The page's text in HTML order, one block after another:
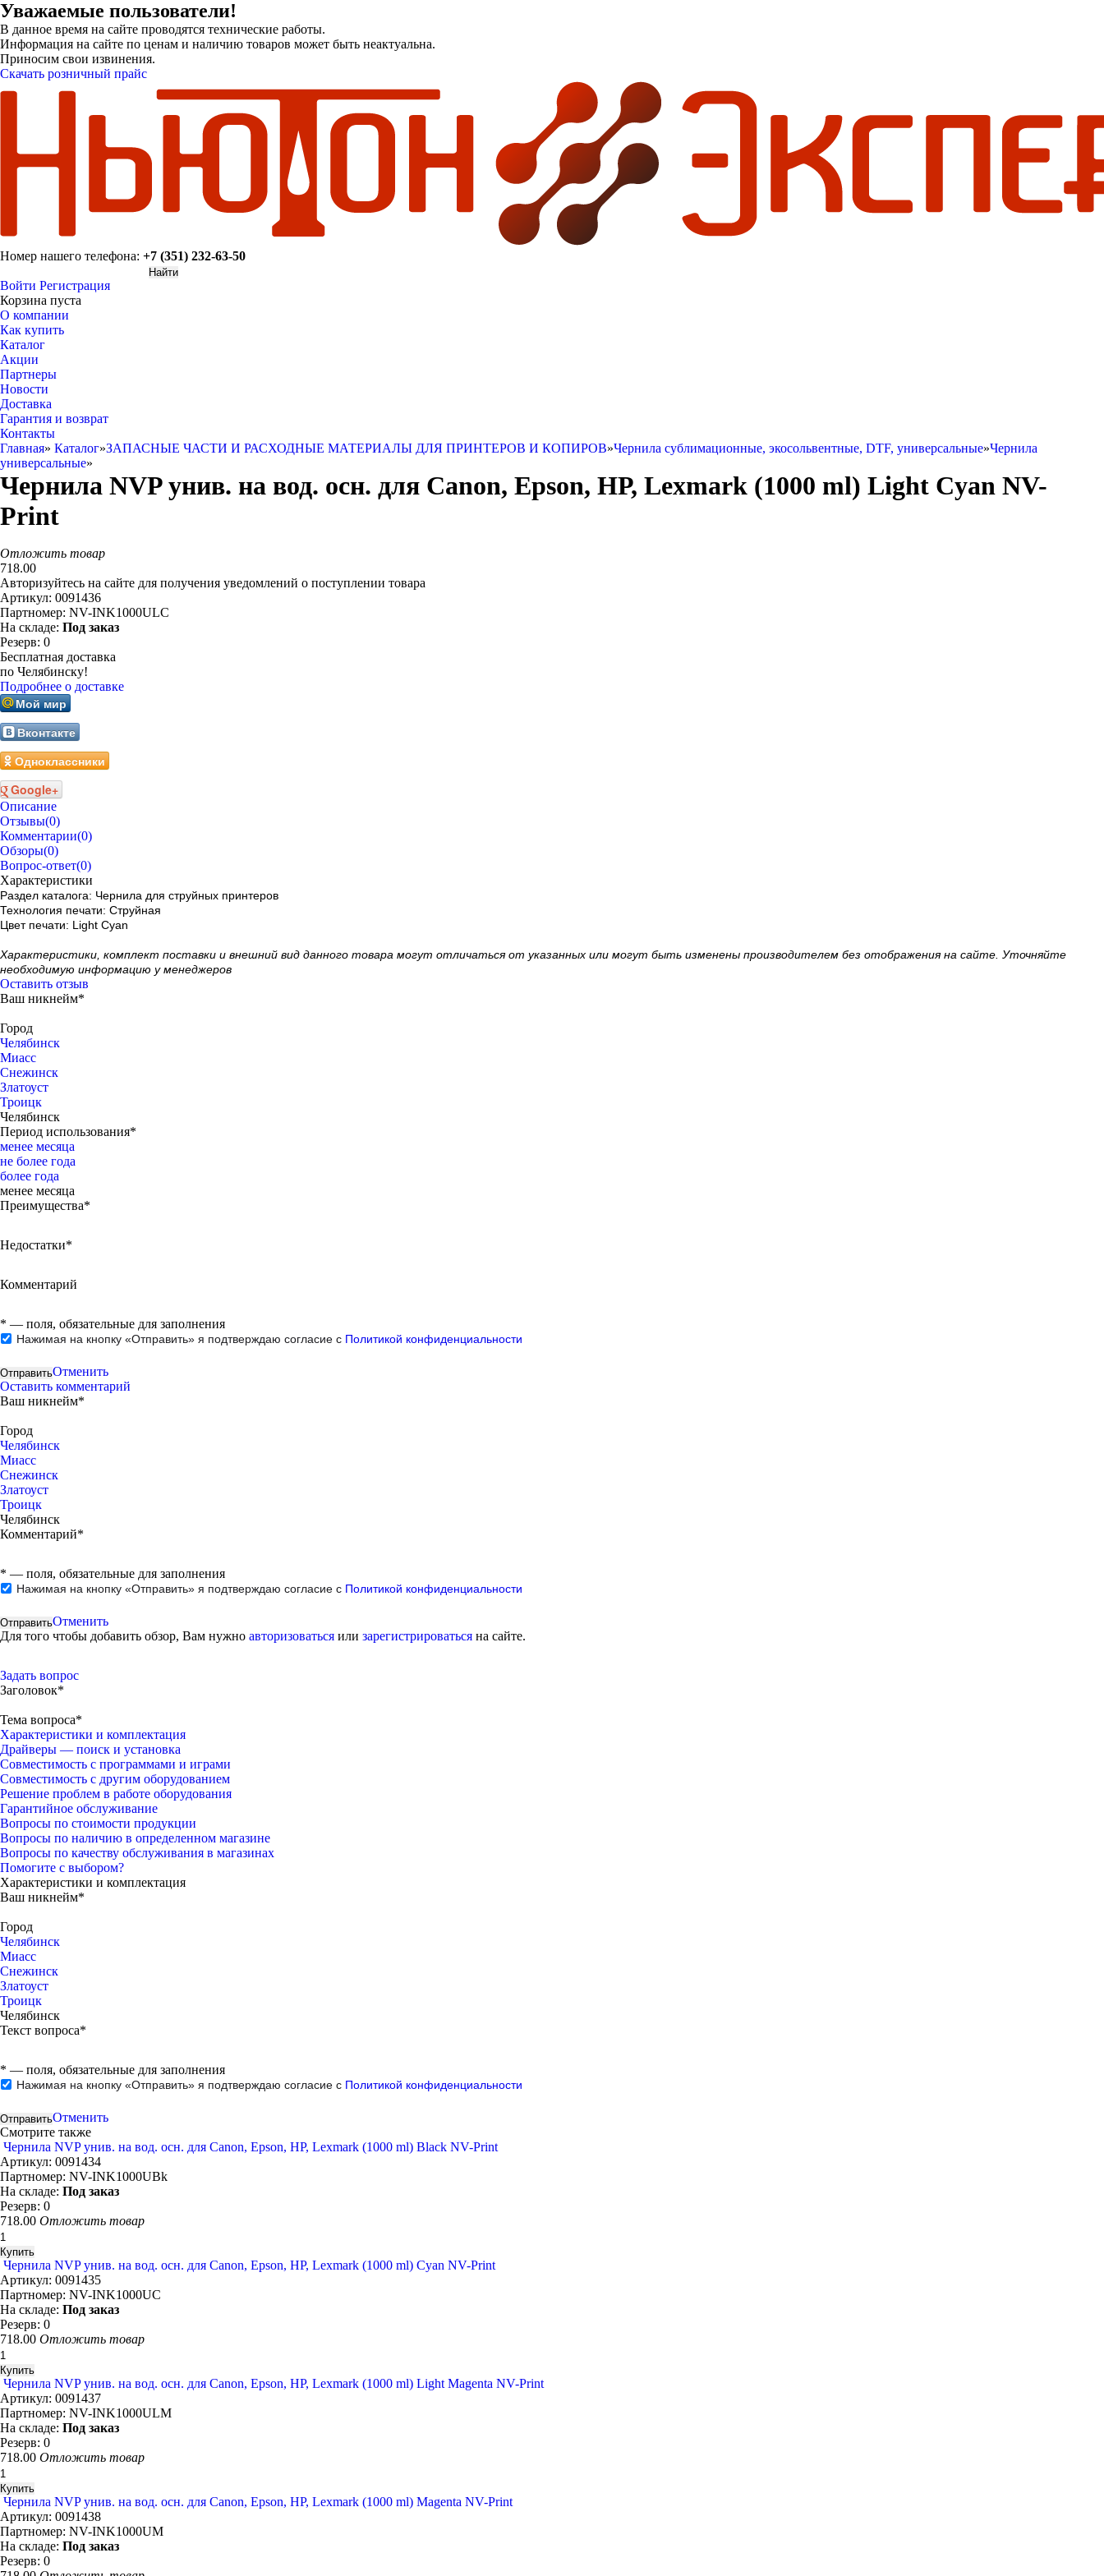
Уважаемые пользователи!
В данное время на сайте проводятся технические работы.
Информация на сайте по ценам и наличию товаров может быть неактуальна.
Приносим свои извинения.
Скачать розничный прайс
Номер нашего телефона: +7 (351) 232-63-50
Войти Регистрация
Корзина пуста
О компании
Как купить
Каталог
Акции
Партнеры
Новости
Доставка
Гарантия и возврат
Контакты
Главная» Каталог»ЗАПАСНЫЕ ЧАСТИ И РАСХОДНЫЕ МАТЕРИАЛЫ ДЛЯ ПРИНТЕРОВ И КОПИРОВ»Чернила сублимационные, экосольвентные, DTF, универсальные»Чернила
универсальные»
Чернила NVP унив. на вод. осн. для Сanon, Epson, НР, Lexmark (1000 ml) Light Cyan NV-
Print
Отложить товар
718.00
Авторизуйтесь на сайте для получения уведомлений о поступлении товара
Артикул: 0091436
Партномер: NV-INK1000ULC
На складе: Под заказ
Резерв: 0
Бесплатная доставка
по Челябинску!
Подробнее о доставке
Мой мир
Вконтакте
Одноклассники
Google+
Описание
Отзывы(0)
Комментарии(0)
Обзоры(0)
Вопрос-ответ(0)
Характеристики
Раздел каталога: Чернила для струйных принтеров
Технология печати: Струйная
Цвет печати: Light Cyan
Xарактеристики, комплект поставки и внешний вид данного товара могут отличаться от указанных или могут быть изменены производителем без отображения на сайте. Уточняйте
необходимую информацию у менеджеров
Оставить отзыв
Ваш никнейм*
Город
Челябинск
Миасс
Снежинск
Златоуст
Троицк
Челябинск
Период использования*
менее месяца
не более года
более года
менее месяца
Преимущества*
Недостатки*
Комментарий
* — поля, обязательные для заполнения
Нажимая на кнопку «Отправить» я подтверждаю согласие с Политикой конфиденциальности
Отменить
Оставить комментарий
Ваш никнейм*
Город
Челябинск
Миасс
Снежинск
Златоуст
Троицк
Челябинск
Комментарий*
* — поля, обязательные для заполнения
Нажимая на кнопку «Отправить» я подтверждаю согласие с Политикой конфиденциальности
Отменить
Для того чтобы добавить обзор, Вам нужно авторизоваться или зарегистрироваться на сайте.
Задать вопрос
Заголовок*
Тема вопроса*
Характеристики и комплектация
Драйверы — поиск и установка
Совместимость с программами и играми
Совместимость с другим оборудованием
Решение проблем в работе оборудования
Гарантийное обслуживание
Вопросы по стоимости продукции
Вопросы по наличию в определенном магазине
Вопросы по качеству обслуживания в магазинах
Помогите с выбором?
Характеристики и комплектация
Ваш никнейм*
Город
Челябинск
Миасс
Снежинск
Златоуст
Троицк
Челябинск
Текст вопроса*
* — поля, обязательные для заполнения
Нажимая на кнопку «Отправить» я подтверждаю согласие с Политикой конфиденциальности
Отменить
Смотрите также
Чернила NVP унив. на вод. осн. для Сanon, Epson, НР, Lexmark (1000 ml) Black NV-Print
Артикул: 0091434
Партномер: NV-INK1000UBk
На складе: Под заказ
Резерв: 0
718.00 Отложить товар
Чернила NVP унив. на вод. осн. для Сanon, Epson, НР, Lexmark (1000 ml) Cyan NV-Print
Артикул: 0091435
Партномер: NV-INK1000UC
На складе: Под заказ
Резерв: 0
718.00 Отложить товар
Чернила NVP унив. на вод. осн. для Сanon, Epson, НР, Lexmark (1000 ml) Light Magenta NV-Print
Артикул: 0091437
Партномер: NV-INK1000ULM
На складе: Под заказ
Резерв: 0
718.00 Отложить товар
Чернила NVP унив. на вод. осн. для Сanon, Epson, НР, Lexmark (1000 ml) Magenta NV-Print
Артикул: 0091438
Партномер: NV-INK1000UM
На складе: Под заказ
Резерв: 0